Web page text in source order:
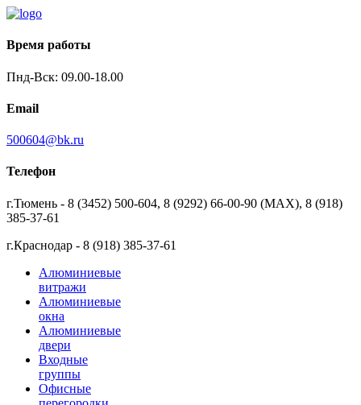
Время работы
Пнд-Вск: 09.00-18.00
Email
500604@bk.ru
Телефон
г.Тюмень - 8 (3452) 500-604, 8 (9292) 66-00-90 (MAX), 8 (918)
385-37-61
г.Краснодар - 8 (918) 385-37-61
Алюминиевые
витражи
Алюминиевые
окна
Алюминиевые
двери
Входные
группы
Офисные